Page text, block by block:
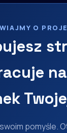
O
na
pomyśle.